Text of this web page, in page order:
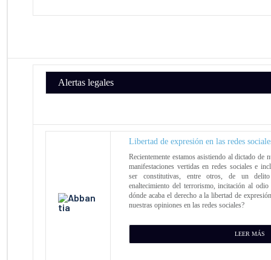
Alertas legales
Libertad de expresión en las redes
Recientemente estamos asistiendo al dictado de
manifestaciones vertidas en redes sociales e
ser constitutivas, entre otros, de un
enaltecimiento del terrorismo, incitación al
dónde acaba el derecho a la libertad de
nuestras opiniones en las redes sociales?
LEER MÁS